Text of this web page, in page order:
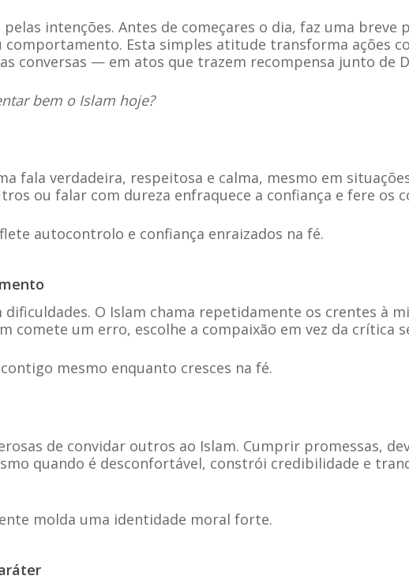
intenções. Antes de começares o dia, faz uma breve
comportamento. Esta simples atitude transforma ações
conversas — em atos que trazem recompensa junto de
bem o Islam hoje?
fala verdadeira, respeitosa e calma, mesmo em
ou falar com dureza enfraquece a confiança e fere os
autocontrolo e confiança enraizados na fé.
O Islam chama repetidamente os crentes à
comete um erro, escolhe a compaixão em vez da crítica
mesmo enquanto cresces na fé.
de convidar outros ao Islam. Cumprir promessas,
quando é desconfortável, constrói credibilidade e
molda uma identidade moral forte.